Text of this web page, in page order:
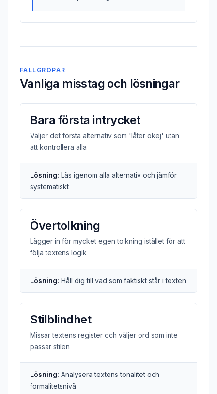
FALLGROPAR
Vanliga misstag och lösningar
Bara första intrycket
Väljer det första alternativ som 'låter okej' utan
att kontrollera alla
Lösning: Läs igenom alla alternativ och jämför
systematiskt
Övertolkning
Lägger in för mycket egen tolkning istället för att
följa textens logik
Lösning: Håll dig till vad som faktiskt står i texten
Stilblindhet
Missar textens register och väljer ord som inte
passar stilen
Lösning: Analysera textens tonalitet och
formalitetsnivå